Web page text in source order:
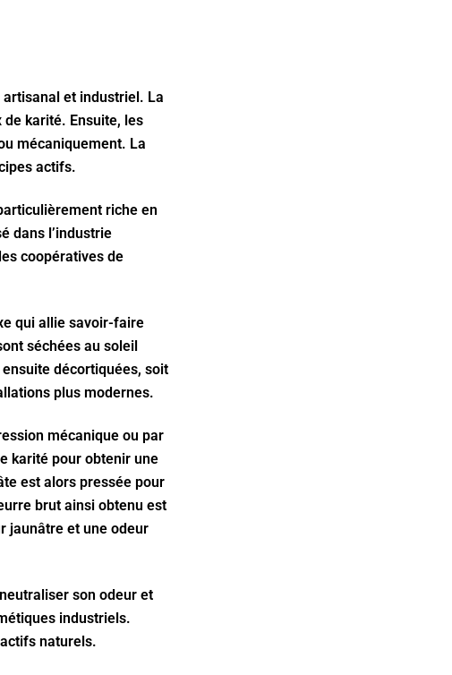
et industriel. La
karité. Ensuite, les
mécaniquement. La
actifs.
riche en
dans l’industrie
coopératives de
qui allie savoir-faire
séchées au soleil
décortiquées, soit
plus modernes.
mécanique ou par
karité pour obtenir une
est alors pressée pour
brut ainsi obtenu est
jaunâtre et une odeur
son odeur et
industriels.
naturels.